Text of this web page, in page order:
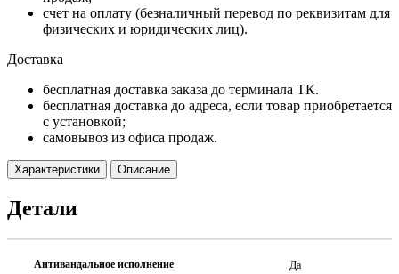
счет на оплату (безналичный перевод по реквизитам для
физических и юридических лиц).
Доставка
бесплатная доставка заказа до терминала ТК.
бесплатная доставка до адреса, если товар приобретается
с установкой;
самовывоз из офиса продаж.
Характеристики Описание
Детали
Антивандальное исполнение Да